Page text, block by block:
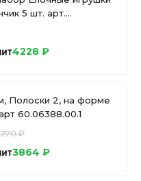
5 шт. арт.
4228 ₽
Полоски 2, на форме
60.06388.00.1
270 ₽
3864 ₽